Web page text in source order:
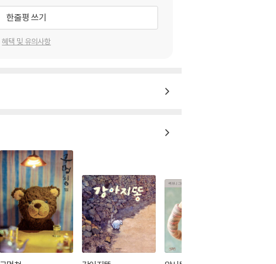
한줄평 쓰기
혜택 및 유의사항